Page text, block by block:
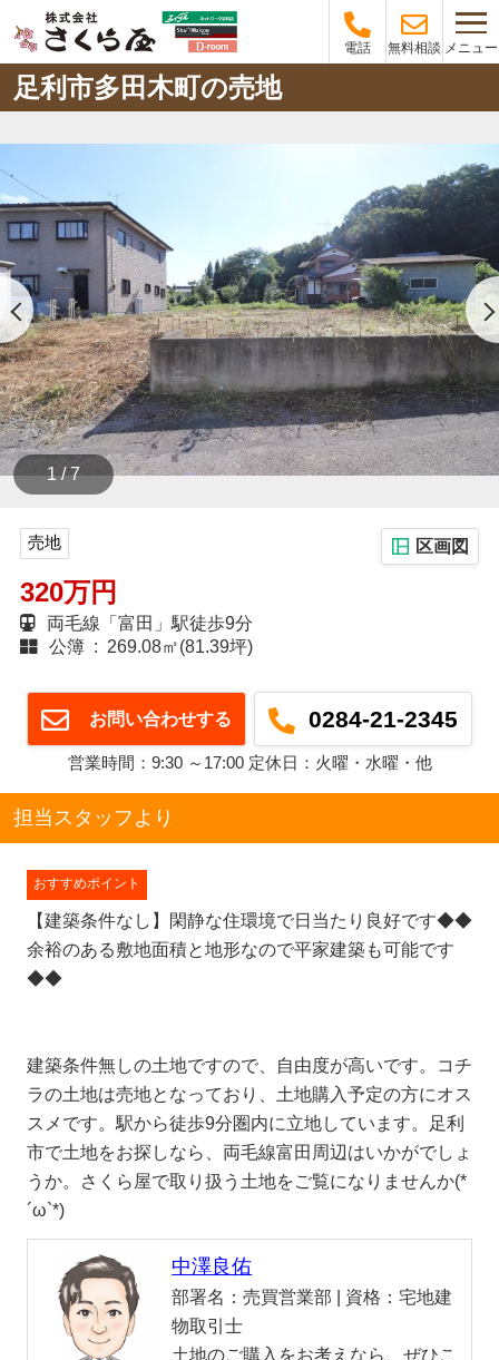
電話 無料相談 メニュー
足利市多田木町の売地
1 / 7
売地 区画図
320万円
両毛線「富田」駅徒歩9分
公簿 : 269.08㎡(81.39坪)
お問い合わせする 0284-21-2345
営業時間：9:30 ～17:00 定休日：火曜・水曜・他
担当スタッフより
おすすめポイント
【建築条件なし】閑静な住環境で日当たり良好です◆◆
余裕のある敷地面積と地形なので平家建築も可能です
◆◆
建築条件無しの土地ですので、自由度が高いです。コチ
ラの土地は売地となっており、土地購入予定の方にオス
スメです。駅から徒歩9分圏内に立地しています。足利
市で土地をお探しなら、両毛線富田周辺はいかがでしょ
うか。さくら屋で取り扱う土地をご覧になりませんか(*
´ω`*)
中澤良佑
部署名：売買営業部 | 資格：宅地建
物取引士
土地のご購入をお考えなら、ぜひこ